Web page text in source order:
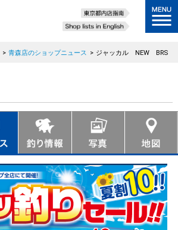
> 青森店のショップニュース > ジャッカル NEW BRS